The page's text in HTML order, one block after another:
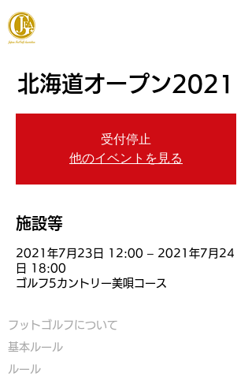
北海道オープン2021
受付停止
他のイベントを見る
施設等
2021年7月23日 12:00 – 2021年7月24
日 18:00
ゴルフ5カントリー美唄コース
フットゴルフについて
基本ルール
ルール